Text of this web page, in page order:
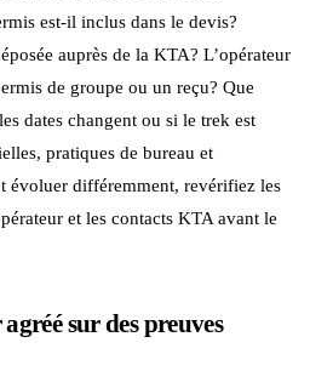
est-il inclus dans le devis?
auprès de la KTA? L’opérateur
de groupe ou un reçu? Que
dates changent ou si le trek est
pratiques de bureau et
évoluer différemment, revérifiez les
et les contacts KTA avant le
sur des preuves